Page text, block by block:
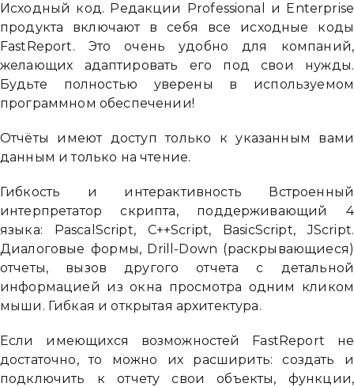
Исходный код. Редакции Professional и Enterprise
продукта включают в себя все исходные коды
FastReport. Это очень удобно для компаний,
желающих адаптировать его под свои нужды.
Будьте полностью уверены в используемом
программном обеспечении!
Отчёты имеют доступ только к указанным вами
данным и только на чтение.
Гибкость и интерактивность Встроенный
интерпретатор скрипта, поддерживающий 4
языка: PascalScript, C++Script, BasicScript, JScript.
Диалоговые формы, Drill-Down (раскрывающиеся)
отчеты, вызов другого отчета с детальной
информацией из окна просмотра одним кликом
мыши. Гибкая и открытая архитектура.
Если имеющихся возможностей FastReport не
достаточно, то можно их расширить: создать и
подключить к отчету свои объекты, функции,